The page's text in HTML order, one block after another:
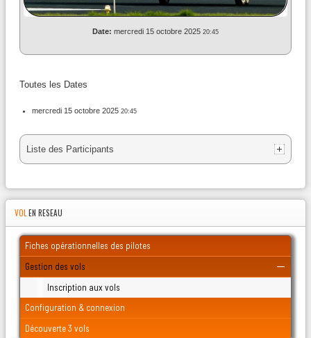
Date: mercredi 15 octobre 2025 20:45
Toutes les Dates
mercredi 15 octobre 2025 20:45
Liste des Participants
Charlie Oscar(1)
mercredi 15 octobre 2025 - 20:45
wacco(1)
VOL EN RESEAU
Fiches opérationnelles des pilotes
Gestion des vols
Inscription aux vols
Configuration & connexion
Découverte 3 vols